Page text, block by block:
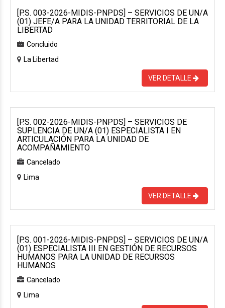
[P.S. 003-2026-MIDIS-PNPDS] – SERVICIOS DE UN/A
(01) JEFE/A PARA LA UNIDAD TERRITORIAL DE LA
LIBERTAD
Concluido
La Libertad
VER DETALLE
[P.S. 002-2026-MIDIS-PNPDS] – SERVICIOS DE
SUPLENCIA DE UN/A (01) ESPECIALISTA I EN
ARTICULACIÓN PARA LA UNIDAD DE
ACOMPAÑAMIENTO
Cancelado
Lima
VER DETALLE
[P.S. 001-2026-MIDIS-PNPDS] – SERVICIOS DE UN/A
(01) ESPECIALISTA III EN GESTIÓN DE RECURSOS
HUMANOS PARA LA UNIDAD DE RECURSOS
HUMANOS
Cancelado
Lima